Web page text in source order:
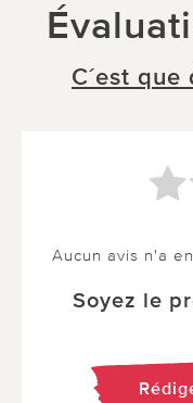
C´est
Aucun avis n'a
Soyez le